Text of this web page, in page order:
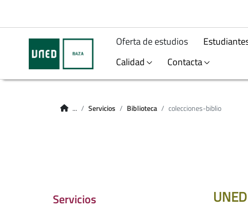
Oferta de estudios
Calidad
Contacta
... Servicios Biblioteca colecciones-biblio
Servicios